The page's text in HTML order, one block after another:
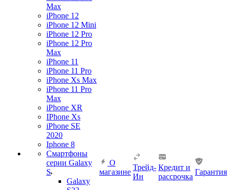
Max
iPhone 12
iPhone 12 Mini
iPhone 12 Pro
iPhone 12 Pro
Max
iPhone 11
iPhone 11 Pro
iPhone Xs Max
iPhone 11 Pro
Max
iPhone XR
IPhone Xs
iPhone SE
2020
Iphone 8
Смартфоны
серии Galaxy
S
Galaxy
О
магазине
Трейд-
Ин
Кредит и
рассрочка
Гарантия